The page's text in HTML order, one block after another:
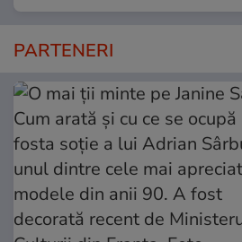
PARTENERI